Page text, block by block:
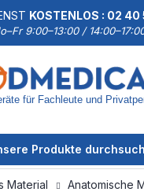
KOSTENLOS : 02
9:00–13:00 /
für Fachleute und
Produkte
Material Anatomische